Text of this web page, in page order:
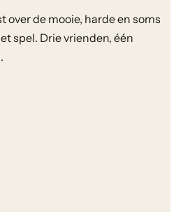
over de mooie, harde en soms
spel. Drie vrienden, één